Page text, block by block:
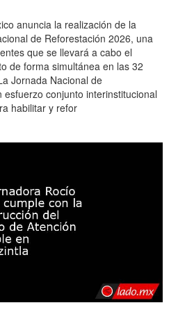
anuncia la realización de la
de Reforestación 2026, una
que se llevará a cabo el
de forma simultánea en las 32
Jornada Nacional de
esfuerzo conjunto interinstitucional
habilitar y refor